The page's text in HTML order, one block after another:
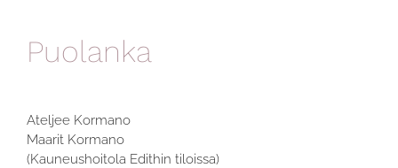
Puolanka
Ateljee Kormano
Maarit Kormano
(Kauneushoitola Edithin tiloissa)